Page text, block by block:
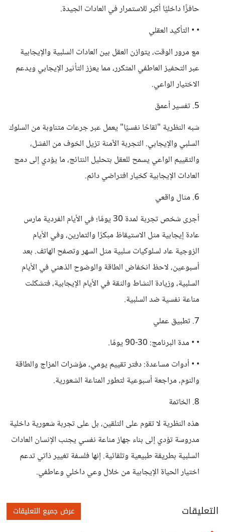
حافزًا داخليًا أكبر للاستمرار في العادات الجيدة.
• • التأكيد العقلي
مع مرور الوقت، يتوازن العقل بين العادات السلبية والإيجابية
عبر التحفيز العاطفي المتكرر، مما يعزز التأثير الإيجابي ويدعم
الاختيار الواعي.
5. تفسير أعمق
شبه النظرية "لقاحًا نفسيًا" يعمل عبر جرعات متناوبة من السلوك
السلبي والإيجابي. التجربة الآمنة تزيل الخوف من الفشل،
والتقييم الواعي يسمح للعقل بتحليل النتائج، ما يؤدي إلى دمج
العادات الإيجابية كخيار افتراضي دائم.
6. مثال واقعي
أجرى شخص تجربة لمدة 30 يومًا؛ في الأيام الفردية مارس
عادة إيجابية مثل الاستيقاظ مبكرًا والتمارين، وفي الأيام
الزوجية عاد لسلوكيات سلبية مثل السهر وتصفح الهاتف. بعد
أسبوعين، لاحظ انخفاض الطاقة والوضوح الذهني في الأيام
السلبية، وزيادة النشاط والثقة في الأيام الإيجابية، فتشكلت
مناعة نفسية ضد السلبية.
7. تطبيق عملي
• • مدة البرنامج: 30-90 يومًا.
• • أدوات مساعدة: دفتر تقييم يومي، مؤشرات المزاج والطاقة
والنوم، مراجعة أسبوعية لتطور المناعة الشعورية.
8. الخاتمة
هذه النظرية لا تقوم على التلقين، بل على تجربة شعورية داخلية
مدروسة تؤدي إلى بناء جهاز مناعة نفسي يجنب الإنسان العادات
السلبية بطريقة طبيعية وتلقائية. إنها فلسفة تغيير ذاتي تدعم
اختيار الحياة الإيجابية من خلال وعي داخلي وعاطفي.
التعليقات عرض جميع التعليقات